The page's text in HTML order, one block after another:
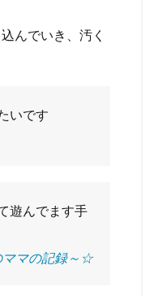
んでいき、汚く
いです
遊んでます手
ママの記録～☆